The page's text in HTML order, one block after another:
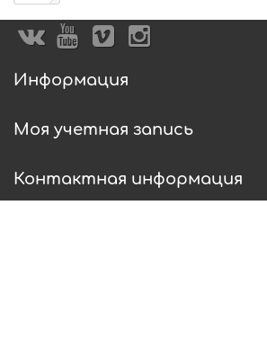
Информация
Моя учетная запись
Контактная информация